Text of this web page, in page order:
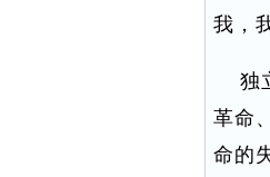
我，
独
革命
命的